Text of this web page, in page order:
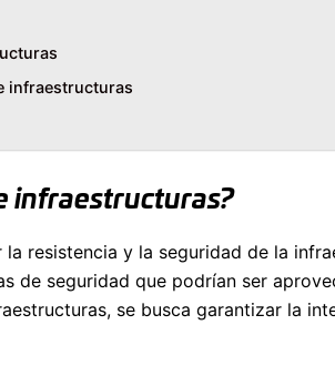
infraestructuras
infraestructuras?
resistencia y la seguridad de la
de seguridad que podrían ser
se busca garantizar la